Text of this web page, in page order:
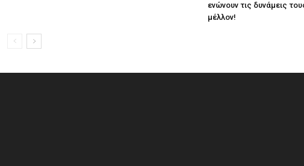
ενώνουν τις δυνάμεις
μέλλον!